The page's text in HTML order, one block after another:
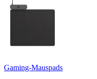
Gaming-Mauspads